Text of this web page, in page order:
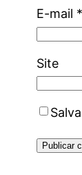
E-mail *
Site